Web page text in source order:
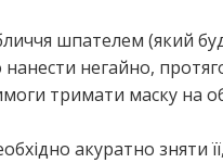
шпателем (який
нанести негайно,
тримати маску на
акуратно зняти